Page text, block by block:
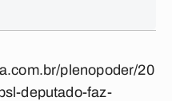
plenopoder/20
deputado-faz-